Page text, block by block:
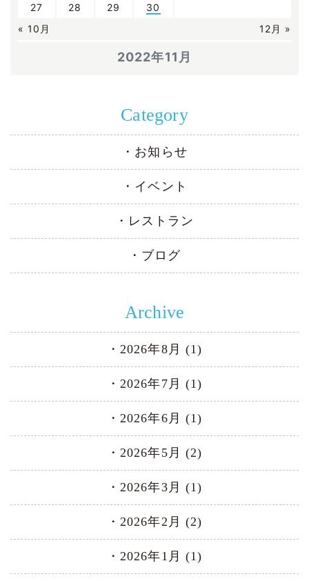
2022年11月
« 10月 12月 »
27
28 29 30
Category
お知らせ
イベント
レストラン
ブログ
Archive
2026年8月 (1)
2026年7月 (1)
2026年6月 (1)
2026年5月 (2)
2026年3月 (1)
2026年2月 (2)
2026年1月 (1)